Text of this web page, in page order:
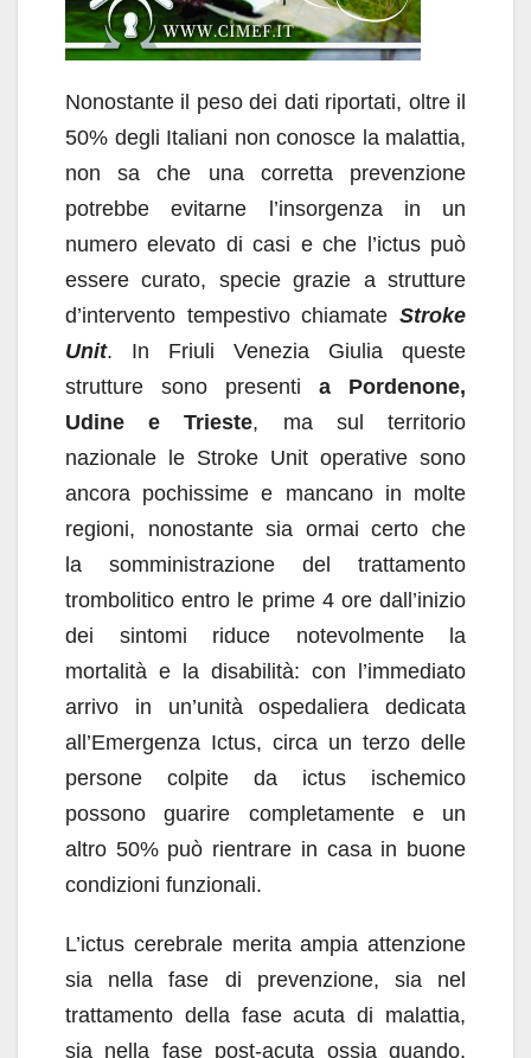
Nonostante il peso dei dati riportati, oltre il
50% degli Italiani non conosce la malattia,
non sa che una corretta prevenzione
potrebbe evitarne l’insorgenza in un
numero elevato di casi e che l’ictus può
essere curato, specie grazie a strutture
d’intervento tempestivo chiamate Stroke
Unit. In Friuli Venezia Giulia queste
strutture sono presenti a Pordenone,
Udine e Trieste, ma sul territorio
nazionale le Stroke Unit operative sono
ancora pochissime e mancano in molte
regioni, nonostante sia ormai certo che
la somministrazione del trattamento
trombolitico entro le prime 4 ore dall’inizio
dei sintomi riduce notevolmente la
mortalità e la disabilità: con l’immediato
arrivo in un’unità ospedaliera dedicata
all’Emergenza Ictus, circa un terzo delle
persone colpite da ictus ischemico
possono guarire completamente e un
altro 50% può rientrare in casa in buone
condizioni funzionali.
L’ictus cerebrale merita ampia attenzione
sia nella fase di prevenzione, sia nel
trattamento della fase acuta di malattia,
sia nella fase post-acuta ossia quando,